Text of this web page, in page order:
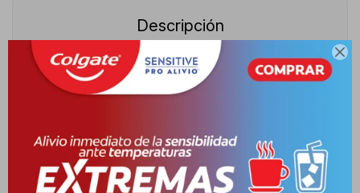

Descripción
Es un analgésico y antiinflamatorio no esteroideo (AINE).Su
control rápido. Acción terapéutica Analgésico y antiinflamatorio.
Inhibe la síntesis de prostaglandinas, reduciendo dolor e
inflamación. Indicaciones Indicado para dolores postoperatorios,